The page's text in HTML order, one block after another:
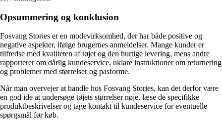
Opsummering og konklusion
Fosvang Stories er en modevirksomhed, der har både positive og
negative aspekter, ifølge brugernes anmeldelser. Mange kunder er
tilfredse med kvaliteten af tøjet og den hurtige levering, mens andre
rapporterer om dårlig kundeservice, uklare instruktioner om returnering
og problemer med størrelser og pasforme.
Når man overvejer at handle hos Fosvang Stories, kan det derfor være
en god ide at undersøge tøjets størrelser nøje, læse de specifikke
produktbeskrivelser og tage kontakt til kundeservice for eventuelle
spørgsmål før køb.